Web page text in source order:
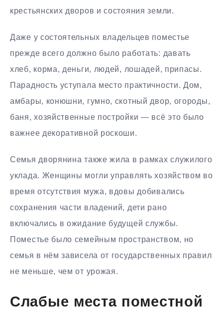
крестьянских дворов и состояния земли.
Даже у состоятельных владельцев поместье
прежде всего должно было работать: давать
хлеб, корма, деньги, людей, лошадей, припасы.
Парадность уступала место практичности. Дом,
амбары, конюшни, гумно, скотный двор, огороды,
баня, хозяйственные постройки — всё это было
важнее декоративной роскоши.
Семья дворянина также жила в рамках служилого
уклада. Женщины могли управлять хозяйством во
время отсутствия мужа, вдовы добивались
сохранения части владений, дети рано
включались в ожидание будущей службы.
Поместье было семейным пространством, но
семья в нём зависела от государственных правил
не меньше, чем от урожая.
Слабые места поместной